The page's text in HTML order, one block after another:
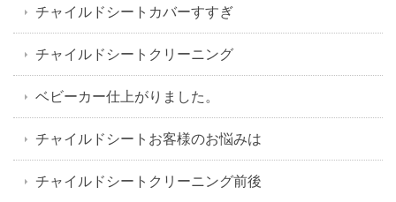
チャイルドシートカバーすすぎ
チャイルドシートクリーニング
ベビーカー仕上がりました。
チャイルドシートお客様のお悩みは
チャイルドシートクリーニング前後